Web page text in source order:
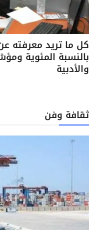
بالنسبة المئوية
والأدبية
ثقافة وفن